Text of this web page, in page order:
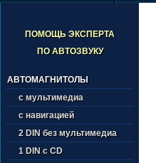
ПОМОЩЬ ЭКСПЕРТА
ПО АВТОЗВУКУ
АВТОМАГНИТОЛЫ
с мультимедиа
с навигацией
2 DIN без мультимедиа
1 DIN с CD